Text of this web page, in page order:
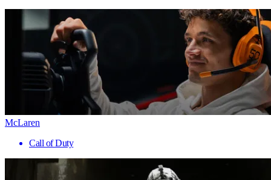
McLaren
Call of Duty